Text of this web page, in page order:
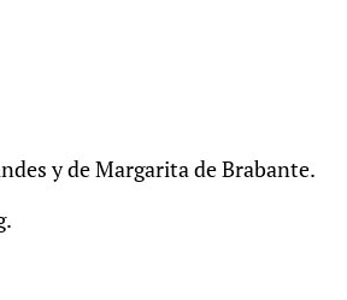
y de Margarita de Brabante.